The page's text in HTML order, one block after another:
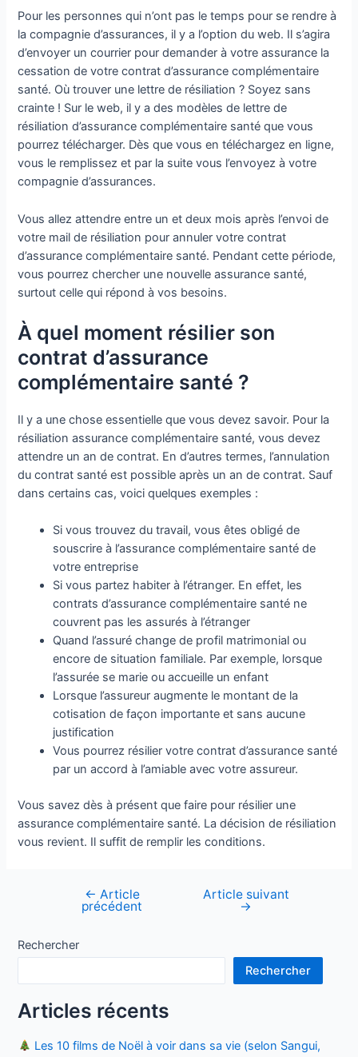
Pour les personnes qui n’ont pas le temps pour se rendre à
la compagnie d’assurances, il y a l’option du web. Il s’agira
d’envoyer un courrier pour demander à votre assurance la
cessation de votre contrat d’assurance complémentaire
santé. Où trouver une lettre de résiliation ? Soyez sans
crainte ! Sur le web, il y a des modèles de lettre de
résiliation d’assurance complémentaire santé que vous
pourrez télécharger. Dès que vous en téléchargez en ligne,
vous le remplissez et par la suite vous l’envoyez à votre
compagnie d’assurances.
Vous allez attendre entre un et deux mois après l’envoi de
votre mail de résiliation pour annuler votre contrat
d’assurance complémentaire santé. Pendant cette période,
vous pourrez chercher une nouvelle assurance santé,
surtout celle qui répond à vos besoins.
À quel moment résilier son
contrat d’assurance
complémentaire santé ?
Il y a une chose essentielle que vous devez savoir. Pour la
résiliation assurance complémentaire santé, vous devez
attendre un an de contrat. En d’autres termes, l’annulation
du contrat santé est possible après un an de contrat. Sauf
dans certains cas, voici quelques exemples :
Si vous trouvez du travail, vous êtes obligé de
souscrire à l’assurance complémentaire santé de
votre entreprise
Si vous partez habiter à l’étranger. En effet, les
contrats d’assurance complémentaire santé ne
couvrent pas les assurés à l’étranger
Quand l’assuré change de profil matrimonial ou
encore de situation familiale. Par exemple, lorsque
l’assurée se marie ou accueille un enfant
Lorsque l’assureur augmente le montant de la
cotisation de façon importante et sans aucune
justification
Vous pourrez résilier votre contrat d’assurance santé
par un accord à l’amiable avec votre assureur.
Vous savez dès à présent que faire pour résilier une
assurance complémentaire santé. La décision de résiliation
vous revient. Il suffit de remplir les conditions.
Navigation
← Article
précédent
Article suivant
→
Rechercher
Rechercher
Articles récents
Les 10 films de Noël à voir dans sa vie (selon Sangui,